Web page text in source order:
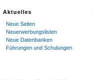
Aktuelles
Neue Seiten
Neuerwerbungslisten
Neue Datenbanken
Führungen und Schulungen